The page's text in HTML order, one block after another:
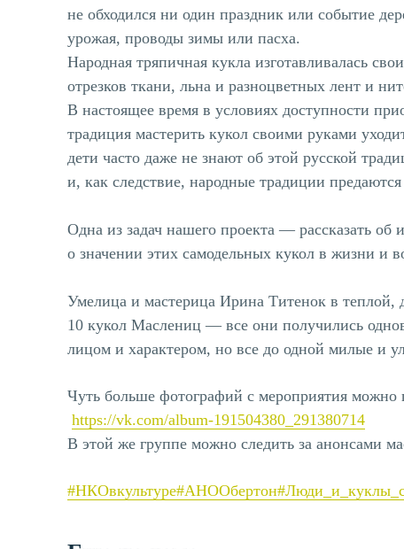
не обходился ни один праздник или событие
урожая, проводы зимы или пасха.
Народная тряпичная кукла изготавливалась
отрезков ткани, льна и разноцветных лент и
В настоящее время в условиях доступности
традиция мастерить кукол своими руками
дети часто даже не знают об этой русской
и, как следствие, народные традиции
Одна из задач нашего проекта — рассказать об
о значении этих самодельных кукол в жизни и
Умелица и мастерица Ирина Титенок в теплой,
10 кукол Маслениц — все они получились
лицом и характером, но все до одной милые и
Чуть больше фотографий с мероприятия можно
https://vk.com/album-191504380_291380714
В этой же группе можно следить за анонсами
#НКОвкультуре#АНООбертон